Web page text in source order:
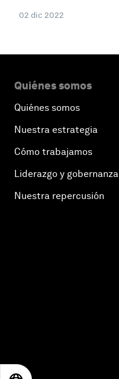
02 dic 2022
Quiénes somos
Quiénes somos
Nuestra estrategia
Cómo trabajamos
Liderazgo y gobernanza
Nuestra repercusión